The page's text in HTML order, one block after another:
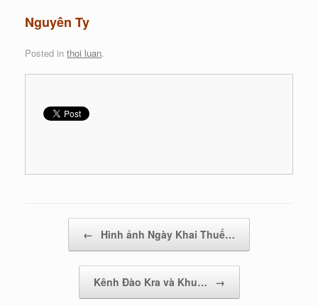
Nguyên Ty
Posted in thoi luan.
← Hình ảnh Ngày Khai Thuế…
Kênh Đào Kra và Khu… →